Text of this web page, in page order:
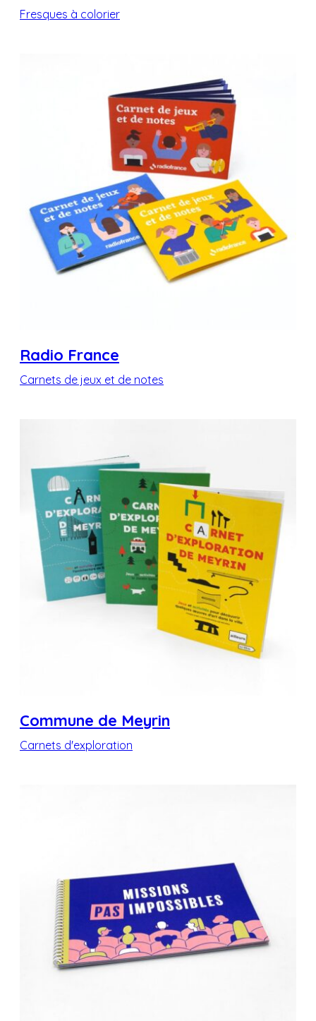
Fresques à colorier
Radio France
Carnets de jeux et de notes
Commune de Meyrin
Carnets d'exploration